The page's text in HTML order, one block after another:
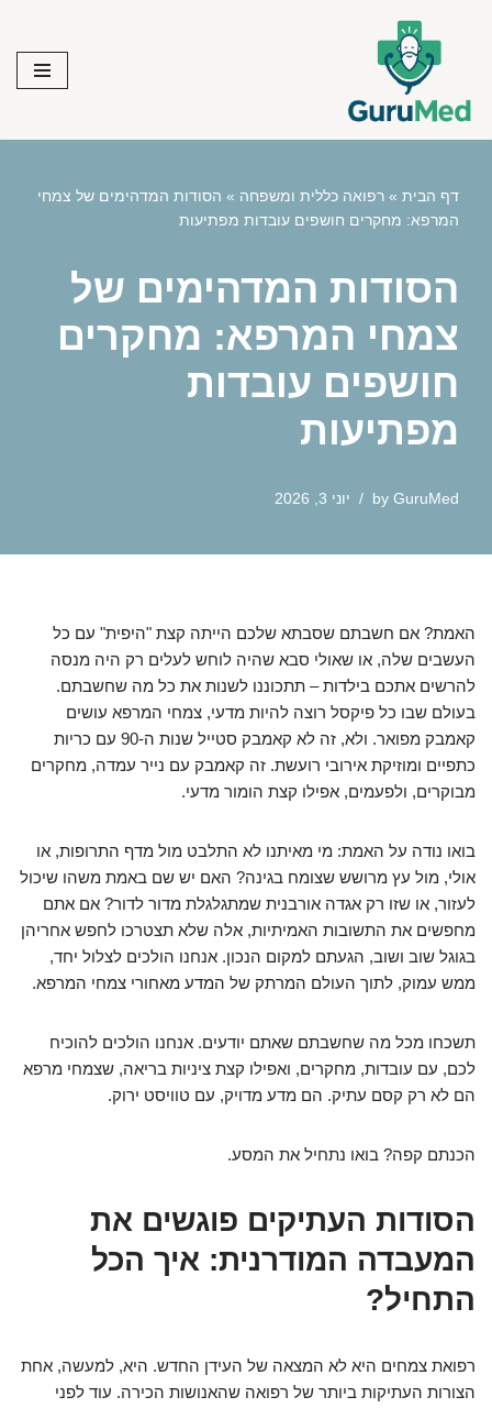
content
דף הבית » רפואה כללית ומשפחה » הסודות המדהימים של צמחי
המרפא: מחקרים חושפים עובדות מפתיעות
הסודות המדהימים של
צמחי המרפא: מחקרים
חושפים עובדות
מפתיעות
by GuruMed יוני 3, 2026
האמת? אם חשבתם שסבתא שלכם הייתה קצת "היפית" עם כל
העשבים שלה, או שאולי סבא שהיה לוחש לעלים רק היה מנסה
להרשים אתכם בילדות – תתכוננו לשנות את כל מה שחשבתם.
בעולם שבו כל פיקסל רוצה להיות מדעי, צמחי המרפא עושים
קאמבק מפואר. ולא, זה לא קאמבק סטייל שנות ה-90 עם כריות
כתפיים ומוזיקת אירובי רועשת. זה קאמבק עם נייר עמדה, מחקרים
מבוקרים, ולפעמים, אפילו קצת הומור מדעי.
בואו נודה על האמת: מי מאיתנו לא התלבט מול מדף התרופות, או
אולי, מול עץ מרושש שצומח בגינה? האם יש שם באמת משהו שיכול
לעזור, או שזו רק אגדה אורבנית שמתגלגלת מדור לדור? אם אתם
מחפשים את התשובות האמיתיות, אלה שלא תצטרכו לחפש אחריהן
בגוגל שוב ושוב, הגעתם למקום הנכון. אנחנו הולכים לצלול יחד,
ממש עמוק, לתוך העולם המרתק של המדע מאחורי צמחי המרפא.
תשכחו מכל מה שחשבתם שאתם יודעים. אנחנו הולכים להוכיח
לכם, עם עובדות, מחקרים, ואפילו קצת ציניות בריאה, שצמחי מרפא
הם לא רק קסם עתיק. הם מדע מדויק, עם טוויסט ירוק.
הכנתם קפה? בואו נתחיל את המסע.
הסודות העתיקים פוגשים את
המעבדה המודרנית: איך הכל
התחיל?
רפואת צמחים היא לא המצאה של העידן החדש. היא, למעשה, אחת
הצורות העתיקות ביותר של רפואה שהאנושות הכירה. עוד לפני